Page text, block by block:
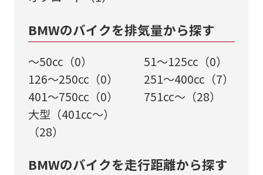
BMWのバイクを排気量から探す
～50cc（0）
51～125cc（0）
126～250cc（0）
251～400cc（7）
401～750cc（0）
751cc～（28）
大型（401cc～）
（28）
BMWのバイクを走行距離から探す